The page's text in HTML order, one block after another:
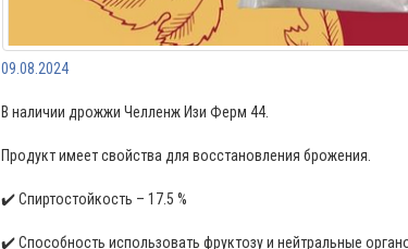
09.08.2024
В наличии дрожжи Челленж Изи Ферм 44.
Продукт имеет свойства для восстановления брожения.
✔️ Спиртостойкость – 17.5 %
✔️ Способность использовать фруктозу и нейтральные